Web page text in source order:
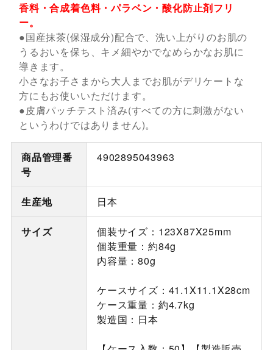
香料・合成着色料・パラベン・酸化防止剤フリ
ー。
●国産抹茶(保湿成分)配合で、洗い上がりのお肌の
うるおいを保ち、キメ細やかでなめらかなお肌に
導きます。
小さなお子さまから大人までお肌がデリケートな
方にもお使いいただけます。
●皮膚パッチテスト済み(すべての方に刺激がない
というわけではありません)。
商品管理番
号
4902895043963
生産地 日本
サイズ
個装サイズ：123X87X25mm
個装重量：約84g
内容量：80g
ケースサイズ：41.1X11.1X28cm
ケース重量：約4.7kg
製造国：日本